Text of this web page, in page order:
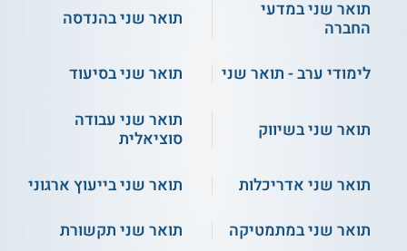
ההשתתפות במסלול מזכה את הסטודנטים בגישה לספרייה
נושאי הלימוד
ספרות עממית
ספרות ימי הביניים
מדרש, אגדה ופולקלור יהודי
תואר שני במדעי
החברה
תואר שני בהנדסה
לימודי ערב - תואר שני תואר שני בסיעוד
תואר שני בשיווק
תואר שני עבודה
סוציאלית
תואר שני אדריכלות
תואר שני בייעוץ ארגוני
תואר שני במתמטיקה
תואר שני תקשורת